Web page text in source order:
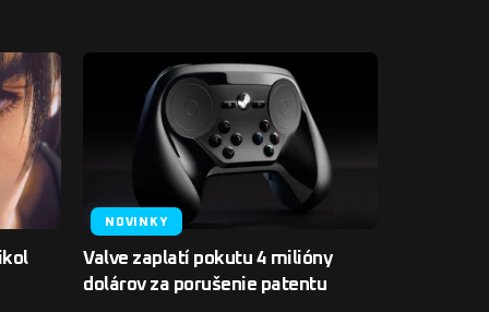
NOVINKY
Valve zaplatí pokutu 4 milióny
dolárov za porušenie patentu